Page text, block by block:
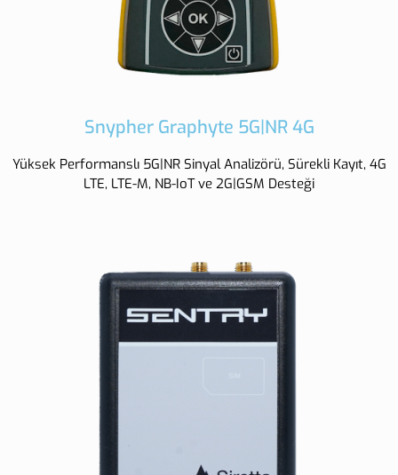
Snypher Graphyte 5G|NR 4G
Yüksek Performanslı 5G|NR Sinyal Analizörü, Sürekli Kayıt, 4G
LTE, LTE-M, NB-IoT ve 2G|GSM Desteği